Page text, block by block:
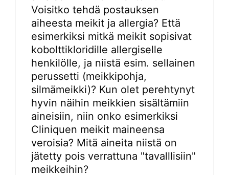
Voisitko tehdä postauksen
aiheesta meikit ja allergia? Että
esimerkiksi mitkä meikit sopisivat
kobolttikloridille allergiselle
henkilölle, ja niistä esim. sellainen
perussetti (meikkipohja,
silmämeikki)? Kun olet perehtynyt
hyvin näihin meikkien sisältämiin
aineisiin, niin onko esimerkiksi
Cliniquen meikit maineensa
veroisia? Mitä aineita niistä on
jätetty pois verrattuna "tavalllisiin"
meikkeihin?